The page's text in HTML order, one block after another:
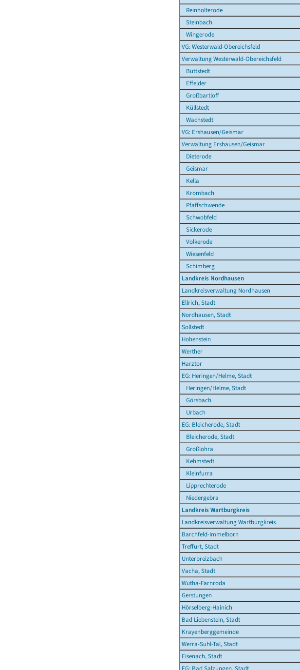
Reinholterode
Steinbach
Wingerode
VG: Westerwald-Obereichsfeld
Verwaltung Westerwald-Obereichsfeld
Büttstedt
Effelder
Großbartloff
Küllstedt
Wachstedt
VG: Ershausen/Geismar
Verwaltung Ershausen/Geismar
Dieterode
Geismar
Kella
Krombach
Pfaffschwende
Schwobfeld
Sickerode
Volkerode
Wiesenfeld
Schimberg
Landkreis Nordhausen
Landkreisverwaltung Nordhausen
Ellrich, Stadt
Nordhausen, Stadt
Sollstedt
Hohenstein
Werther
Harztor
EG: Heringen/Helme, Stadt
Heringen/Helme, Stadt
Görsbach
Urbach
EG: Bleicherode, Stadt
Bleicherode, Stadt
Großlohra
Kehmstedt
Kleinfurra
Lipprechterode
Niedergebra
Landkreis Wartburgkreis
Landkreisverwaltung Wartburgkreis
Barchfeld-Immelborn
Treffurt, Stadt
Unterbreizbach
Vacha, Stadt
Wutha-Farnroda
Gerstungen
Hörselberg-Hainich
Bad Liebenstein, Stadt
Krayenberggemeinde
Werra-Suhl-Tal, Stadt
Eisenach, Stadt
EG: Bad Salzungen, Stadt